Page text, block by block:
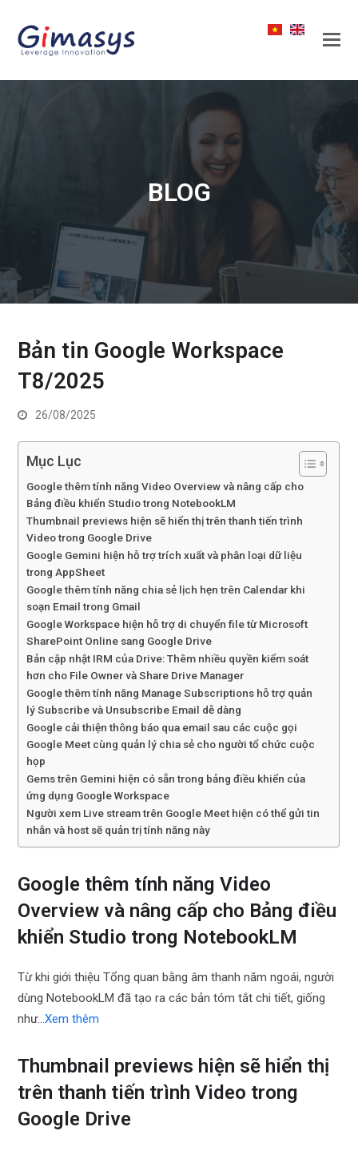
BLOG
Bản tin Google Workspace
T8/2025
26/08/2025
Mục Lục
Google thêm tính năng Video Overview và nâng cấp cho
Bảng điều khiển Studio trong NotebookLM
Thumbnail previews hiện sẽ hiển thị trên thanh tiến trình
Video trong Google Drive
Google Gemini hiện hỗ trợ trích xuất và phân loại dữ liệu
trong AppSheet
Google thêm tính năng chia sẻ lịch hẹn trên Calendar khi
soạn Email trong Gmail
Google Workspace hiện hỗ trợ di chuyển file từ Microsoft
SharePoint Online sang Google Drive
Bản cập nhật IRM của Drive: Thêm nhiều quyền kiểm soát
hơn cho File Owner và Share Drive Manager
Google thêm tính năng Manage Subscriptions hỗ trợ quản
lý Subscribe và Unsubscribe Email dễ dàng
Google cải thiện thông báo qua email sau các cuộc gọi
Google Meet cùng quản lý chia sẻ cho người tổ chức cuộc
họp
Gems trên Gemini hiện có sẵn trong bảng điều khiển của
ứng dụng Google Workspace
Người xem Live stream trên Google Meet hiện có thể gửi tin
nhắn và host sẽ quản trị tính năng này
Google thêm tính năng Video
Overview và nâng cấp cho Bảng điều
khiển Studio trong NotebookLM
Từ khi giới thiệu Tổng quan bằng âm thanh năm ngoái, người
dùng NotebookLM đã tạo ra các bản tóm tắt chi tiết, giống
như…Xem thêm
Thumbnail previews hiện sẽ hiển thị
trên thanh tiến trình Video trong
Google Drive